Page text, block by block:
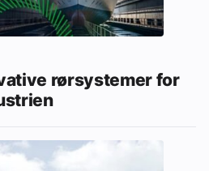
rørsystemer for